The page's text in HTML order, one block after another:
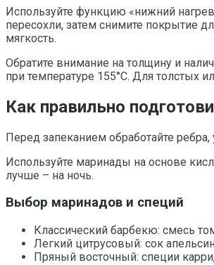
Используйте функцию «нижний
пересохли, затем снимите покрытие
мягкость.
Обратите внимание на толщину и
при температуре 155°C. Для толстых
Как правильно
Перед запеканием обработайте
Используйте маринады на основе
лучше – на ночь.
Выбор маринадов и специй
Классический барбекю: смесь
Легкий цитрусовый: сок
Пряный восточный: специи